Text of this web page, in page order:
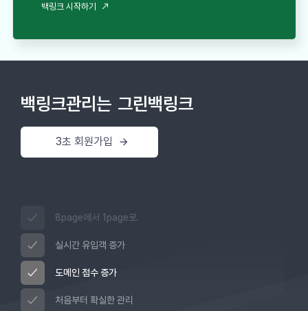
백링크 시작하기
백링크관리는 그린백링크
3초 회원가입
8page에서 1page로.
실시간 유입객 증가
도메인 점수 증가
처음부터 확실한 관리